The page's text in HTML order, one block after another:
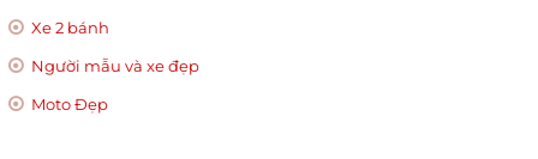
Xe 2 bánh
Người mẫu và xe đẹp
Moto Đẹp